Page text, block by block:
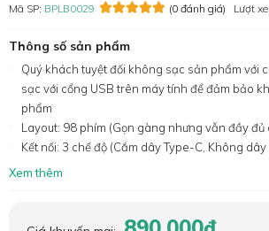
Mã SP: BPLB0029 (0 đánh giá) Lượt
Thông số sản phẩm
Quý khách tuyệt đối không sạc sản phẩm với
sạc với cổng USB trên máy tính để đảm bảo
phẩm
Layout: 98 phím (Gọn gàng nhưng vẫn đầy đủ
Kết nối: 3 chế độ (Cắm dây Type-C, Không
Xem thêm